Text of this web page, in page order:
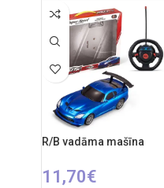
11,5 x 9,3 cm
Barošanas avots: 3 x AA
baterijas (nav iekļautas
komplektā)
Barošanas avots: 2 x AA
baterijas (nav iekļautas
komplektā)
Komplektā ietilpst: auto,
tālvadības pults
Materiāli: plastmasa, metāls
R/B vadāma mašīna
11,70€